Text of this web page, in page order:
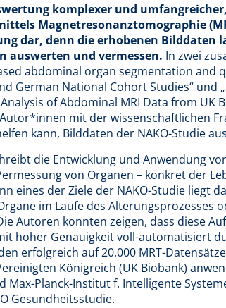
komplexer und
Magnetresonanztomographie
dar, denn die erhobenen Bilddaten
auswerten und vermessen. In zwei
abdominal organ segmentation and
German National Cohort Studies“ und
of Abdominal MRI Data from UK
mit der wissenschaftlichen
kann, Bilddaten der NAKO-Studie
die Entwicklung und Anwendung
von Organen – konkret der
eines der Ziele der NAKO-Studie liegt
im Laufe des Alterungsprozesses
Autoren konnten zeigen, dass diese
hoher Genauigkeit voll-automatisiert
erfolgreich auf 20.000 MRT-
Königreich (UK Biobank)
Max-Planck-Institut f. Intelligente
Gesundheitsstudie.